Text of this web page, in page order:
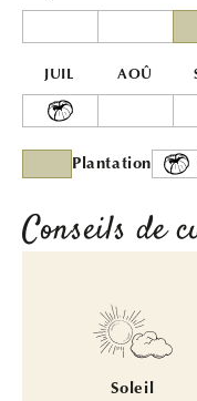
JUIL AOÛ
Plantation
Conseils de
Soleil